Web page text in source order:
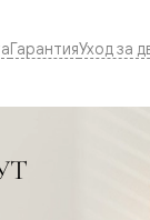
ГарантияУход за